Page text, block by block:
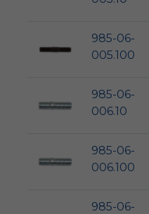
985-06-
005.100
985-06-
006.10
985-06-
006.100
985-06-